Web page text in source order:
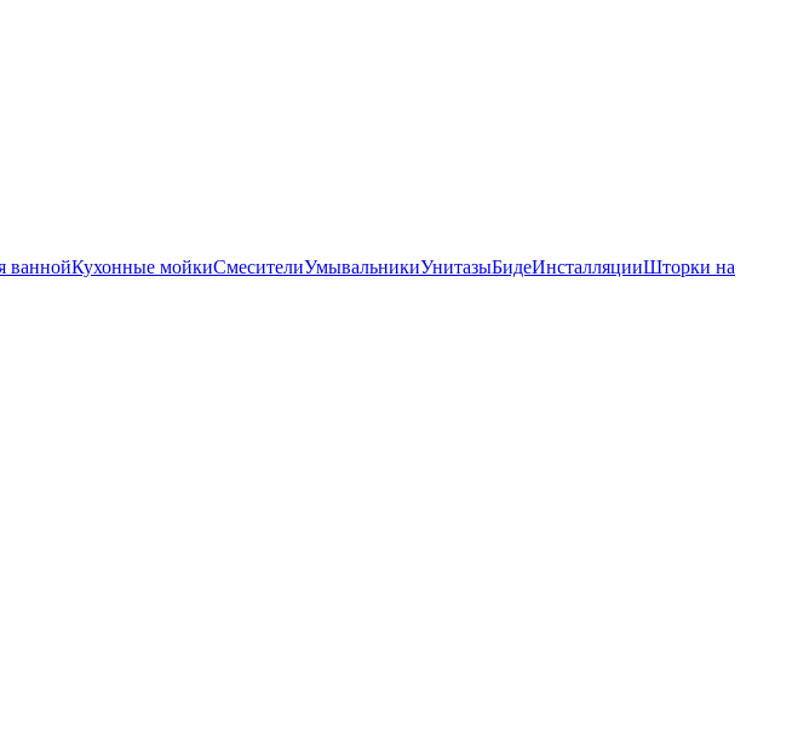
ваннойКухонные мойкиСмесителиУмывальникиУнитазыБидеИнсталляцииШторки на